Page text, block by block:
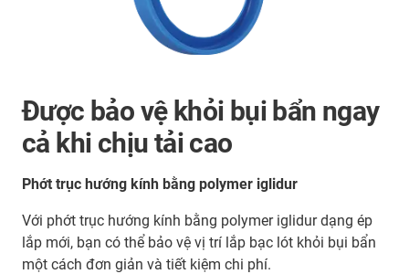
Được bảo vệ khỏi bụi bẩn ngay
cả khi chịu tải cao
Phớt trục hướng kính bằng polymer iglidur
Với phớt trục hướng kính bằng polymer iglidur dạng ép
lắp mới, bạn có thể bảo vệ vị trí lắp bạc lót khỏi bụi bẩn
một cách đơn giản và tiết kiệm chi phí.